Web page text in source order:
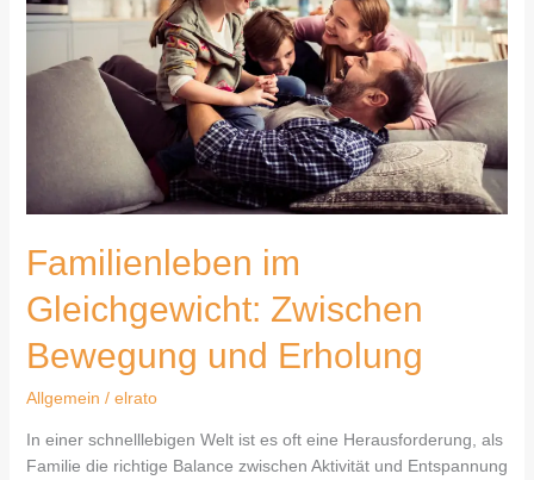
Familienleben im
Gleichgewicht: Zwischen
Bewegung und Erholung
Allgemein / elrato
In einer schnelllebigen Welt ist es oft eine Herausforderung, als
Familie die richtige Balance zwischen Aktivität und Entspannung
Bewegung
Erholung